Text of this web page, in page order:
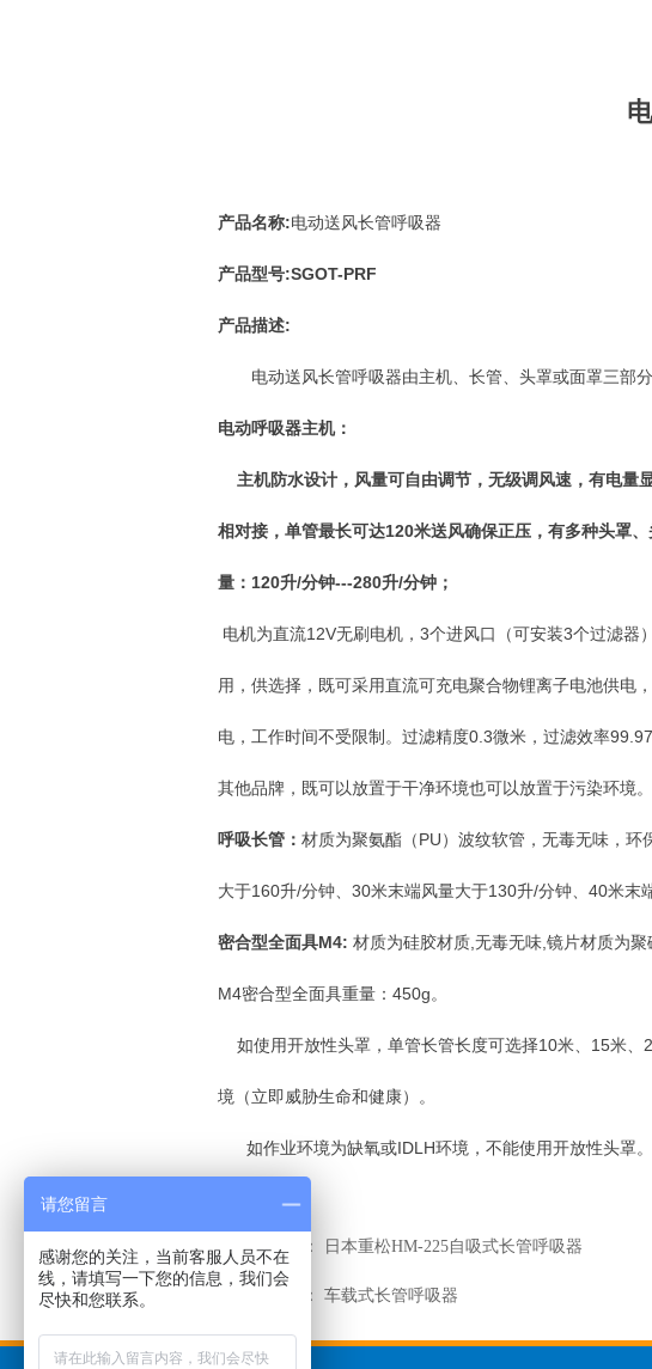
ꄴ 前一个： 日本重松HM-225自吸式长管呼吸器
后一个： 车载式长管呼吸器
产品名称:电动送风长管呼吸器
产品型号:SGOT-PRF
产品描述:
电动送风长管呼吸器由主机、长管、头罩或面罩三部
电动呼吸器主机：
主机防水设计，风量可自由调节，无级调风速，有电
相对接，单管最长可达120米送风确保正压，有多种头罩
量：120升/分钟---280升/分钟；
电机为直流12V无刷电机，3个进风口（可安装3个过滤
用，供选择，既可采用直流可充电聚合物锂离子电池供
电，工作时间不受限制。过滤精度0.3微米，过滤效率
其他品牌，既可以放置于干净环境也可以放置于污染环境。
呼吸长管： 材质为聚氨酯（PU）波纹软管，无毒无味，
大于160升/分钟、30米末端风量大于130升/分钟、40米末
密合型全面具M4: 材质为硅胶材质,无毒无味,镜片材质为
M4密合型全面具重量：450g。
如使用开放性头罩，单管长管长度可选择10米、15米
境（立即威胁生命和健康）。
如作业环境为缺氧或IDLH环境，不能使用开放性头罩
请您留言
感谢您的关注，当前客服人员不在
线，请填写一下您的信息，我们会
尽快和您联系。